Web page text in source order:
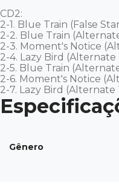
CD2:
2-1. Blue Train (False
2-2. Blue Train
2-3. Moment's Notice
2-4. Lazy Bird (Alternate
2-5. Blue Train
2-6. Moment's Notice
2-7. Lazy Bird (Alternate
Gênero